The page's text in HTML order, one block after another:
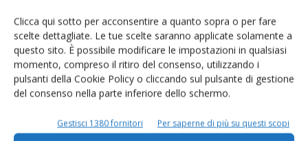
Clicca qui sotto per acconsentire a quanto sopra o per fare
scelte dettagliate. Le tue scelte saranno applicate solamente a
questo sito. È possibile modificare le impostazioni in qualsiasi
momento, compreso il ritiro del consenso, utilizzando i
pulsanti della Cookie Policy o cliccando sul pulsante di gestione
del consenso nella parte inferiore dello schermo.
Gestisci 1380 fornitori Per saperne di più su questi scopi
Rimani aggiornato sul mondo
dell’agricoltura
Iscriviti alle nostre newsletter